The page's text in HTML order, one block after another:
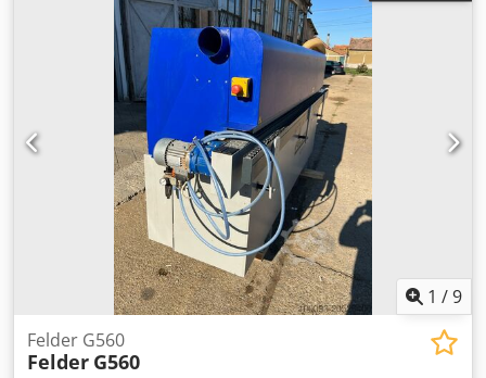
1 /9
Felder G560
Felder G560